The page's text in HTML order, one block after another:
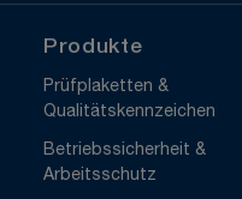
Produkte
Prüfplaketten &
Qualitätskennzeichen
Betriebssicherheit &
Arbeitsschutz